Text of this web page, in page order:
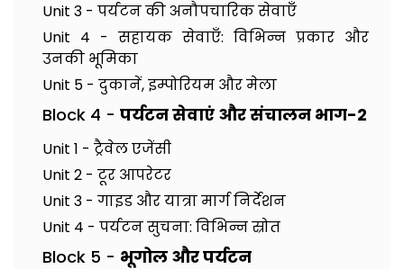
Unit 3 - पर्यटन की अनौपचारिक सेवाएँ
Unit 4 - सहायक सेवाएँ: विभिन्न प्रकार और
उनकी भूमिका
Unit 5 - दुकानें, इम्पोरियम और मेला
Block 4 - पर्यटन सेवाएं और संचालन भाग-2
Unit 1 - ट्रैवेल एजेंसी
Unit 2 - टूर आपरेटर
Unit 3 - गाइड और यात्रा मार्ग निर्देशन
Unit 4 - पर्यटन सुचना: विभिन्न स्रोत
Block 5 - भूगोल और पर्यटन